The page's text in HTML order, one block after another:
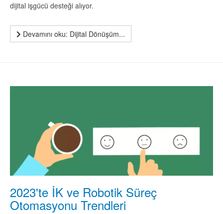
dijital işgücü desteği alıyor.
Devamını oku: Dijital Dönüşüm...
2023'te İK ve Robotik Süreç
Otomasyonu Trendleri